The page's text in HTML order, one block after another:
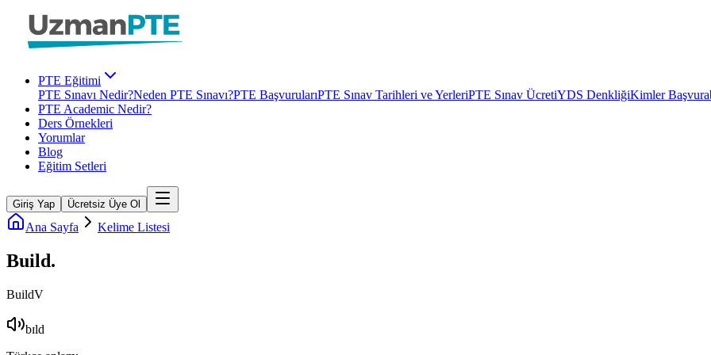
PTE Eğitimi
PTE Sınavı Nedir?Neden PTE Sınavı?PTE BaşvurularıPTE Sınav Tarihleri ve YerleriPTE Sınav ÜcretiYDS DenkliğiKimler
PTE Academic Nedir?
Ders Örnekleri
Yorumlar
Blog
Eğitim Setleri
Giriş Yap Ücretsiz Üye Ol
Ana Sayfa Kelime Listesi
Build.
BuildV
bɪld